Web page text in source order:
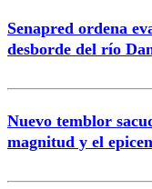
Correo
Senapred ordena
desborde del río
Nuevo temblor
magnitud y el